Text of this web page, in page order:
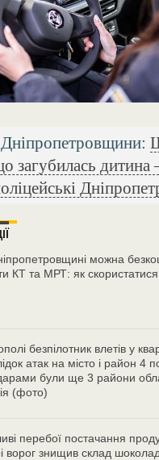
загубилась дитина
можна
КТ та МРТ: як
безпілотник влетів у
атак на місто і район 4
були ще 3 райони
(фото)
перебої постачання
ворог знищив склад